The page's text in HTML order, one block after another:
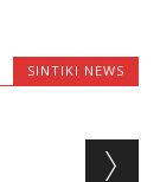
SINTIKI NEWS